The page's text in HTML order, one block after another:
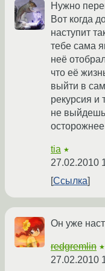
Нужно
Вот когда
наступит
тебе сама
неё
что её
выйти в
рекурсия и
не выйдешь
tia ★
27.02.2010
Ссылка
Он уже
redgremlin
27.02.2010